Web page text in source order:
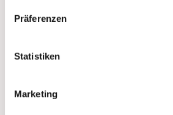
Präferenzen
Statistiken
Marketing